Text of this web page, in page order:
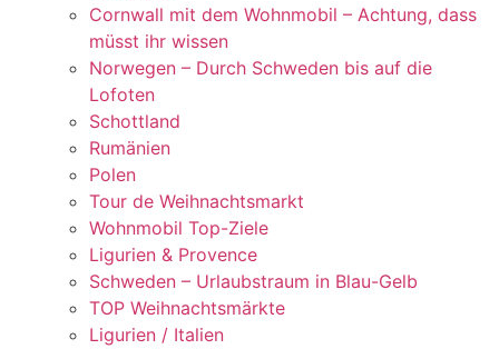
Cornwall mit dem Wohnmobil – Achtung, dass
müsst ihr wissen
Norwegen – Durch Schweden bis auf die
Lofoten
Schottland
Rumänien
Polen
Tour de Weihnachtsmarkt
Wohnmobil Top-Ziele
Ligurien & Provence
Schweden – Urlaubstraum in Blau-Gelb
TOP Weihnachtsmärkte
Ligurien / Italien